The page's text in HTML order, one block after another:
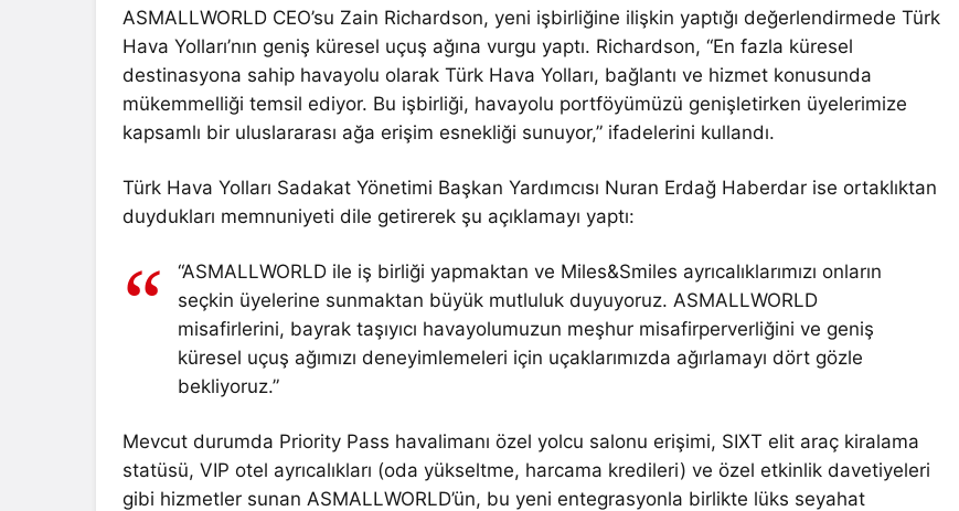
ASMALLWORLD CEO’su Zain Richardson, yeni işbirliğine ilişkin yaptığı değerlendirmede Türk
Hava Yolları’nın geniş küresel uçuş ağına vurgu yaptı. Richardson, “En fazla küresel
destinasyona sahip havayolu olarak Türk Hava Yolları, bağlantı ve hizmet konusunda
mükemmelliği temsil ediyor. Bu işbirliği, havayolu portföyümüzü genişletirken üyelerimize
kapsamlı bir uluslararası ağa erişim esnekliği sunuyor,” ifadelerini kullandı.
Türk Hava Yolları Sadakat Yönetimi Başkan Yardımcısı Nuran Erdağ Haberdar ise ortaklıktan
duydukları memnuniyeti dile getirerek şu açıklamayı yaptı:
“ASMALLWORLD ile iş birliği yapmaktan ve Miles&Smiles ayrıcalıklarımızı onların
seçkin üyelerine sunmaktan büyük mutluluk duyuyoruz. ASMALLWORLD
misafirlerini, bayrak taşıyıcı havayolumuzun meşhur misafirperverliğini ve geniş
küresel uçuş ağımızı deneyimlemeleri için uçaklarımızda ağırlamayı dört gözle
bekliyoruz.”
Mevcut durumda Priority Pass havalimanı özel yolcu salonu erişimi, SIXT elit araç kiralama
statüsü, VIP otel ayrıcalıkları (oda yükseltme, harcama kredileri) ve özel etkinlik davetiyeleri
gibi hizmetler sunan ASMALLWORLD’ün, bu yeni entegrasyonla birlikte lüks seyahat